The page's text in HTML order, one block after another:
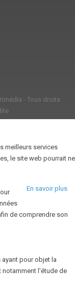
- Tous droits
meilleurs services
le site web pourrait ne
En savoir plus
de comprendre son
pour objet la
notamment l'étude de